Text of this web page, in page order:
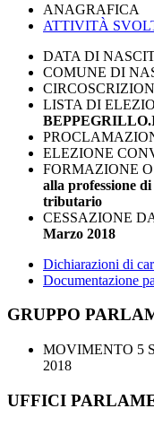
ANAGRAFICA
ATTIVITÀ
DATA DI
COMUNE DI
LISTA DI
ELEZIONE
FORMAZIONE
alla professione
tributario
CESSAZIONE
Marzo 2018
Dichiarazioni di
Documentazione
GRUPPO
MOVIMENTO 5
2018
UFFICI